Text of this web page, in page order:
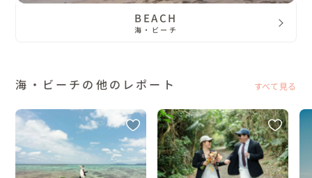
BEACH
海・ビーチ
海・ビーチの他のレポート すべて見る